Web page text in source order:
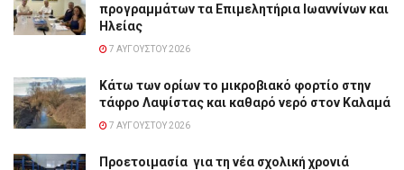
προγραμμάτων τα Επιμελητήρια Ιωαννίνων και
Ηλείας
7 ΑΥΓΟΎΣΤΟΥ 2026
Κάτω των ορίων το μικροβιακό φορτίο στην
τάφρο Λαψίστας και καθαρό νερό στον Καλαμά
7 ΑΥΓΟΎΣΤΟΥ 2026
Προετοιμασία για τη νέα σχολική χρονιά